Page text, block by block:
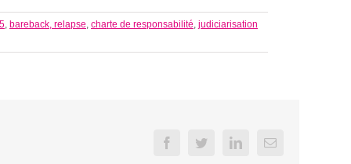
bareback, relapse charte de responsabilité judiciarisation
FacebookTwitterLinkedInEmail